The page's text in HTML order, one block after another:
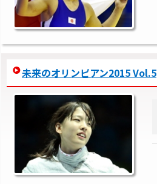
未来のオリンピアン2015 Vol.5